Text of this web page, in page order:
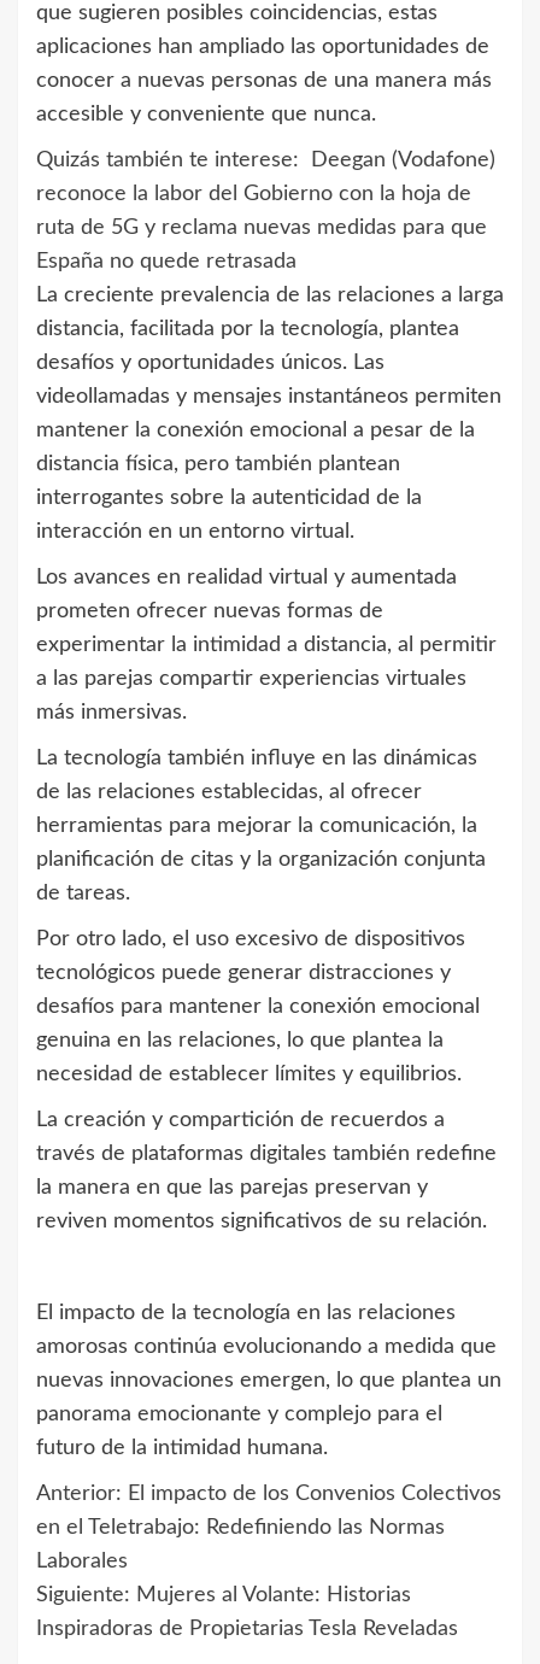
que sugieren posibles coincidencias, estas
aplicaciones han ampliado las oportunidades de
conocer a nuevas personas de una manera más
accesible y conveniente que nunca.
Quizás también te interese:
Deegan (Vodafone)
reconoce la labor del Gobierno con la hoja de
ruta de 5G y reclama nuevas medidas para que
España no quede retrasada
La creciente prevalencia de las relaciones a larga
distancia, facilitada por la tecnología, plantea
desafíos y oportunidades únicos. Las
videollamadas y mensajes instantáneos permiten
mantener la conexión emocional a pesar de la
distancia física, pero también plantean
interrogantes sobre la autenticidad de la
interacción en un entorno virtual.
Los avances en realidad virtual y aumentada
prometen ofrecer nuevas formas de
experimentar la intimidad a distancia, al permitir
a las parejas compartir experiencias virtuales
más inmersivas.
La tecnología también influye en las dinámicas
de las relaciones establecidas, al ofrecer
herramientas para mejorar la comunicación, la
planificación de citas y la organización conjunta
de tareas.
Por otro lado, el uso excesivo de dispositivos
tecnológicos puede generar distracciones y
desafíos para mantener la conexión emocional
genuina en las relaciones, lo que plantea la
necesidad de establecer límites y equilibrios.
La creación y compartición de recuerdos a
través de plataformas digitales también redefine
la manera en que las parejas preservan y
reviven momentos significativos de su relación.
El impacto de la tecnología en las relaciones
amorosas continúa evolucionando a medida que
nuevas innovaciones emergen, lo que plantea un
panorama emocionante y complejo para el
futuro de la intimidad humana.
Navegación
de
entradas
Anterior: El impacto de los Convenios Colectivos
en el Teletrabajo: Redefiniendo las Normas
Laborales
Siguiente: Mujeres al Volante: Historias
Inspiradoras de Propietarias Tesla Reveladas